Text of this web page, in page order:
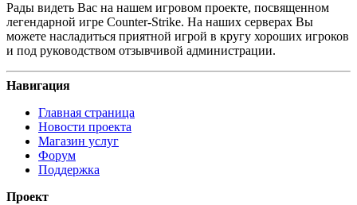
Рады видеть Вас на нашем игровом проекте, посвященном
легендарной игре Counter-Strike. На наших серверах Вы
можете насладиться приятной игрой в кругу хороших игроков
и под руководством отзывчивой администрации.
Навигация
Главная страница
Новости проекта
Магазин услуг
Форум
Поддержка
Проект